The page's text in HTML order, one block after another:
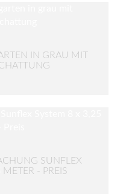
IN GRAU MIT
SUNFLEX
- PREIS